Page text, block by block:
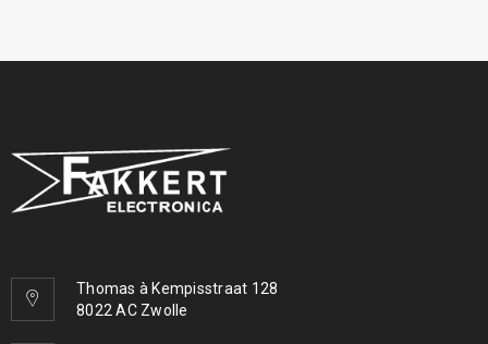
Thomas à Kempisstraat 128
8022 AC Zwolle